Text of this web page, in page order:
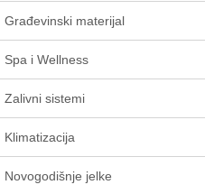
Građevinski materijal
Spa i Wellness
Zalivni sistemi
Klimatizacija
Novogodišnje jelke